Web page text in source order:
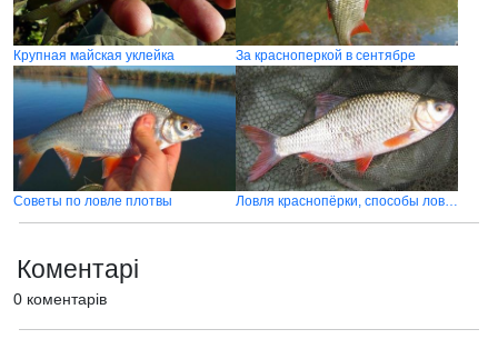
Крупная майская уклейка За красноперкой в сентябре
Советы по ловле плотвы
Коментарі
0 коментарів